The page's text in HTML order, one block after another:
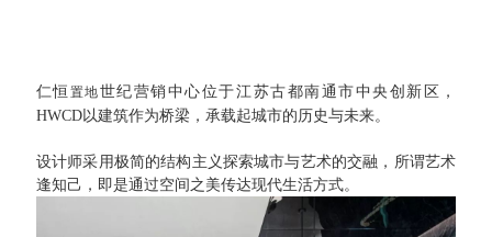
仁恒 置地世纪营销中心位于江苏古都南通市中央创新区，
HWCD以建筑作为桥梁，承载起城市的历史与未来。
设计师采用极简的结构主义探索城市与艺术的交融，所谓艺术
逢知己，即是通过空间之美传达现代生活方式。